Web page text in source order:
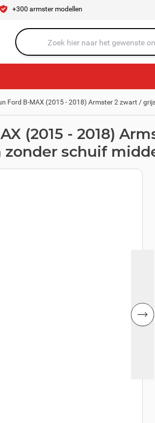
+300 armster modellen
Waar ben je naar op zoek?
Ford B-MAX (2015 - 2018) Armster 2 zwart /
(2015 - 2018)
schuif